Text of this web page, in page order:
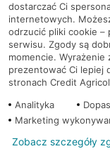
Regulamin serwisu
Mapa serwisu
PolitykaCookies
© 2026 Credit Agricole
dostarczać Ci
internetowych.
odrzucić pliki cookie –
serwisu. Zgody są
momencie.
prezentować Ci lepiej
stronach Credit
Analityka
Marketing
Zobacz szczegóły